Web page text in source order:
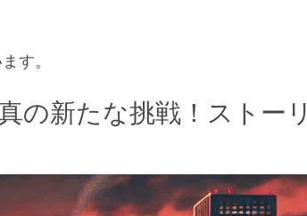
す。
の新たな挑戦！ストーリ